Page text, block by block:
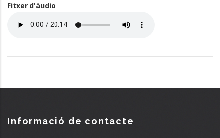
Fitxer d'àudio
file
Informació de contacte